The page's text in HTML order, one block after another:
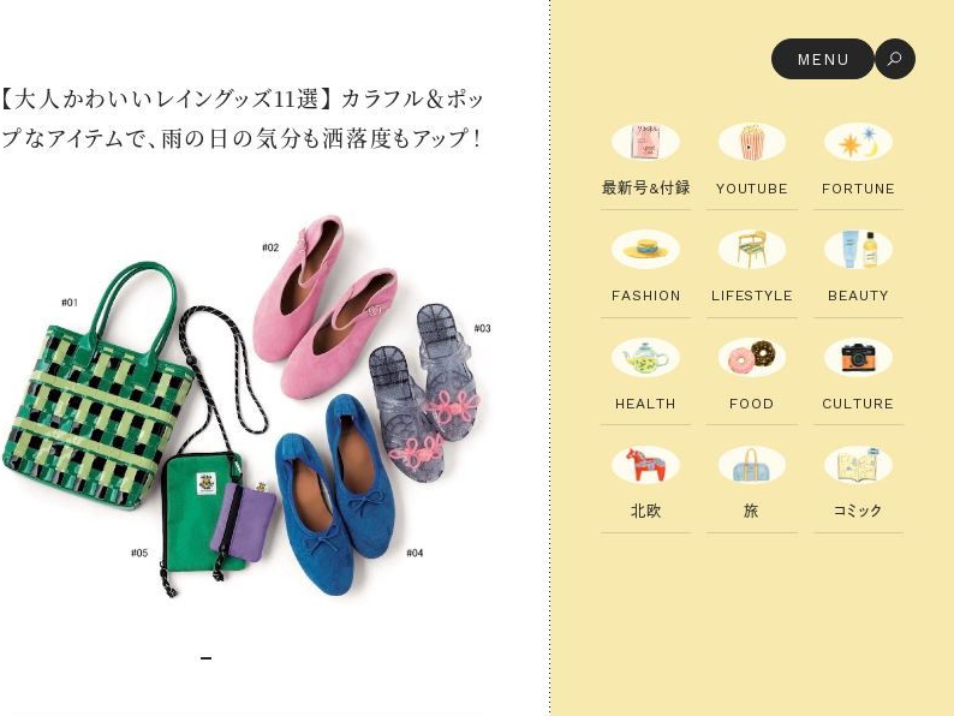
MENU
【大人かわいいレイングッズ11選】 カラフル＆ポッ
プなアイテムで、雨の日の気分も洒落度もアップ！
最新号&付録 YO UTU B E FO RTU N E
FAS H I O N LI FESTYLE B EAUTY
H EALTH FO O D CU LTU RE
北欧 旅 コ ミ ック